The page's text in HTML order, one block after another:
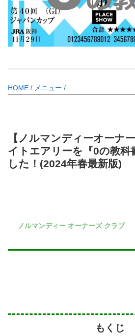
HOME / メニュー /
【ノルマンディーオーナ
イトエアリーを『0の教科
した！(2024年春最新版)
ノルマンディー オーナーズ クラブ
もくじ